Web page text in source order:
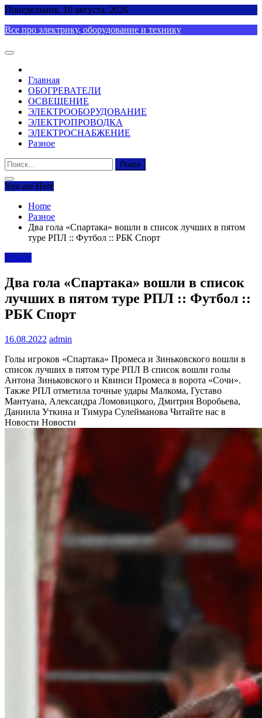
Skip
content
Понедельник, 10 августа, 2026
Все про электрику, оборудование и технику
Главная
ОБОГРЕВАТЕЛИ
ОСВЕЩЕНИЕ
ЭЛЕКТРООБОРУДОВАНИЕ
ЭЛЕКТРОПРОВОДКА
ЭЛЕКТРОСНАБЖЕНИЕ
Разное
Найти:
You are Here
Home
Разное
Два гола «Спартака» вошли в список лучших в пятом
туре РПЛ :: Футбол :: РБК Спорт
Разное
Два гола «Спартака» вошли в список
лучших в пятом туре РПЛ :: Футбол ::
РБК Спорт
16.08.2022 admin
Голы игроков «Спартака» Промеса и Зиньковского вошли в
список лучших в пятом туре РПЛ В список вошли голы
Антона Зиньковского и Квинси Промеса в ворота «Сочи».
Также РПЛ отметила точные удары Малкома, Густаво
Мантуана, Александра Ломовицкого, Дмитрия Воробьева,
Даниила Уткина и Тимура Сулейманова Читайте нас в
Новости Новости